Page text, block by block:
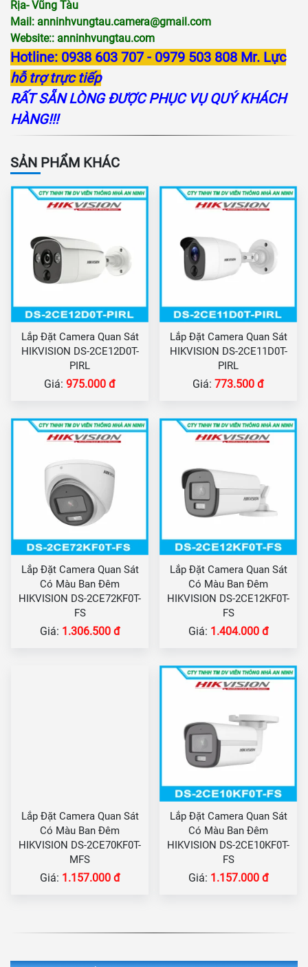
Rịa- Vũng Tàu
Mail: anninhvungtau.camera@gmail.com
Website:: anninhvungtau.com
Hotline: 0938 603 707 - 0979 503 808 Mr. Lực
hỗ trợ trực tiếp
RẤT SẴN LÒNG ĐƯỢC PHỤC VỤ QUÝ KHÁCH
HÀNG!!!
SẢN PHẨM KHÁC
Lắp Đặt Camera Quan Sát
HIKVISION DS-2CE12D0T-
PIRL
Giá: 975.000 đ
Lắp Đặt Camera Quan Sát
HIKVISION DS-2CE11D0T-
PIRL
Giá: 773.500 đ
Lắp Đặt Camera Quan Sát
Có Màu Ban Đêm
HIKVISION DS-2CE72KF0T-
FS
Giá: 1.306.500 đ
Lắp Đặt Camera Quan Sát
Có Màu Ban Đêm
HIKVISION DS-2CE12KF0T-
FS
Giá: 1.404.000 đ
Lắp Đặt Camera Quan Sát
Có Màu Ban Đêm
HIKVISION DS-2CE70KF0T-
MFS
Giá: 1.157.000 đ
Lắp Đặt Camera Quan Sát
Có Màu Ban Đêm
HIKVISION DS-2CE10KF0T-
FS
Giá: 1.157.000 đ